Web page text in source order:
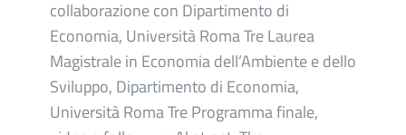
collaborazione con Dipartimento di
Economia, Università Roma Tre Laurea
Magistrale in Economia dell’Ambiente e dello
Sviluppo, Dipartimento di Economia,
Università Roma Tre Programma finale,